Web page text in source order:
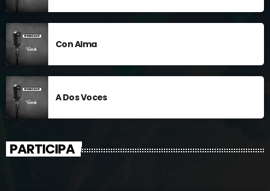
Con Alma
A Dos Voces
PARTICIPA